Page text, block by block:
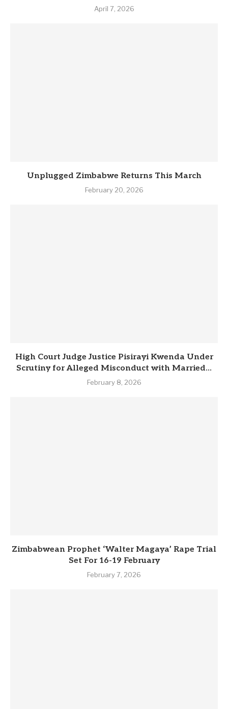
April 7, 2026
Unplugged Zimbabwe Returns This March
February 20, 2026
High Court Judge Justice Pisirayi Kwenda Under
Scrutiny for Alleged Misconduct with Married...
February 8, 2026
Zimbabwean Prophet ‘Walter Magaya’ Rape Trial
Set For 16-19 February
February 7, 2026